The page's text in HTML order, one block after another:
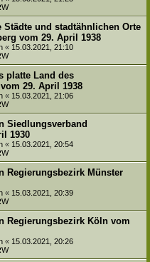
und stadtähnlichen Orte
vom 29. April 1938
« 15.03.2021, 21:10
platte Land des
29. April 1938
« 15.03.2021, 21:06
Siedlungsverband
1930
« 15.03.2021, 20:54
Regierungsbezirk Münster
« 15.03.2021, 20:39
Regierungsbezirk Köln vom
« 15.03.2021, 20:26